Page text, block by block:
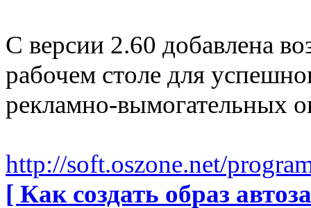
С версии 2.60 добавлена
рабочем столе для
рекламно-вымогательных
http://soft.oszone.net/
[ Как создать образ